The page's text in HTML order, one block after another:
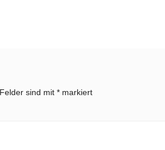
sind mit * markiert